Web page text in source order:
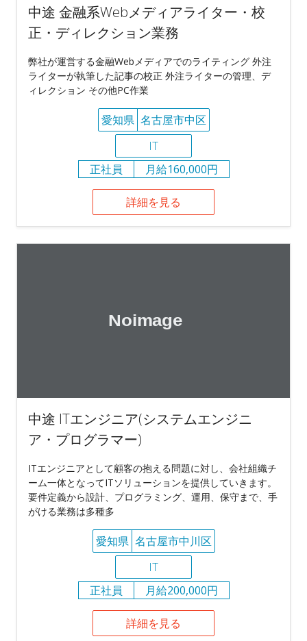
中途 金融系Webメディアライター・校
正・ディレクション業務
弊社が運営する金融Webメディアでのライティング 外注
ライターが執筆した記事の校正 外注ライターの管理、デ
ィレクション その他PC作業
愛知県 名古屋市中区
IT
正社員
月給160,000円
詳細を見る
中途 ITエンジニア(システムエンジニ
ア・プログラマー)
ITエンジニアとして顧客の抱える問題に対し、会社組織チ
ーム一体となってITソリューションを提供していきます。
要件定義から設計、プログラミング、運用、保守まで、手
がける業務は多種多
愛知県 名古屋市中川区
IT
正社員
月給200,000円
詳細を見る